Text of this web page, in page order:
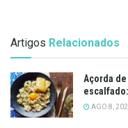
Artigos Relacionados
Açorda
AGO 8,